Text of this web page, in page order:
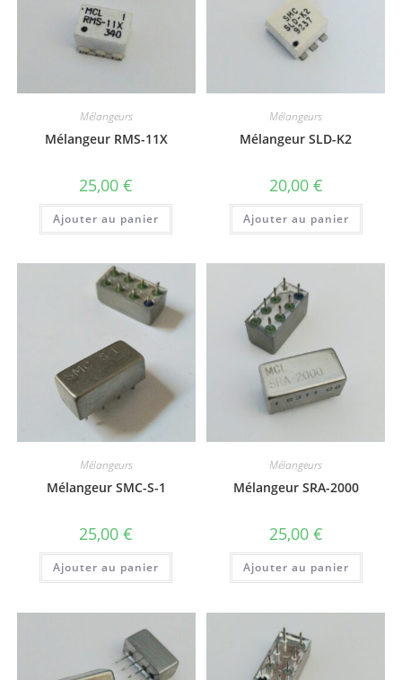
Mélangeurs
Mélangeur RMS-11X
25,00€
Ajouter au panier
Mélangeurs
Mélangeur SLD-K2
20,00 €
Ajouter au panier
Mélangeurs
Mélangeur SMC-S-1
25,00€
Ajouter au panier
Mélangeurs
Mélangeur SRA-2000
25,00 €
Ajouter au panier